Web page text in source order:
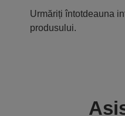
Urmăriți întotdeauna
produsului.